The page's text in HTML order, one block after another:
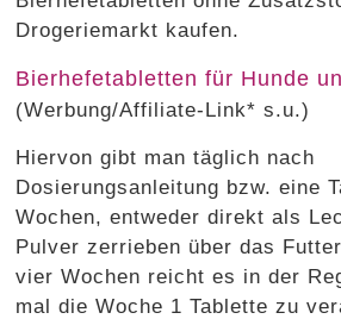
Drogeriemarkt kaufen.
Bierhefetabletten für Hunde
(Werbung/Affiliate-Link* s.u.)
Hiervon gibt man täglich nach
Dosierungsanleitung bzw. eine
Wochen, entweder direkt als
Pulver zerrieben über das
vier Wochen reicht es in der
mal die Woche 1 Tablette zu